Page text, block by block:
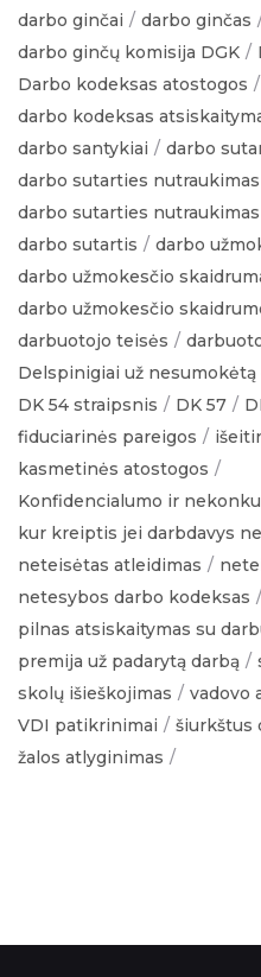
darbo ginčai
darbo ginčas
darbo ginčų komisija DGK
Darbo kodeksas atostogos
darbo kodeksas
darbo santykiai
darbo
darbo sutarties
darbo sutarties
darbo sutartis
darbo
darbo užmokesčio
darbo užmokesčio
darbuotojo teisės
Delspinigiai už
DK 54 straipsnis
DK 57
fiduciarinės pareigos
kasmetinės atostogos
Konfidencialumo ir
kur kreiptis jei darbdavys
neteisėtas atleidimas
netesybos darbo kodeksas
pilnas atsiskaitymas su
premija už padarytą darbą
skolų išieškojimas
vadovo
VDI patikrinimai
šiurkštus
žalos atlyginimas